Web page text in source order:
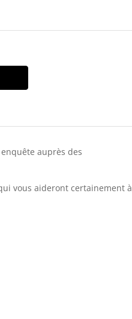
auprès des
vous aideront certainement à